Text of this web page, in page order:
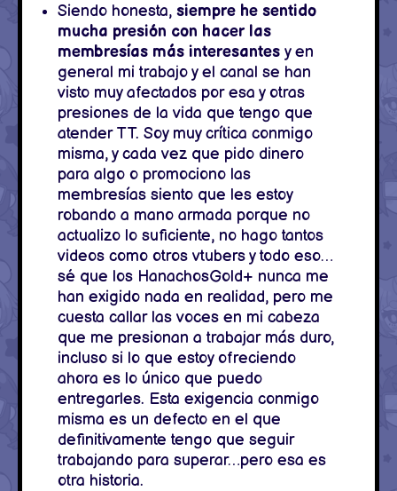
Siendo honesta, siempre he sentido
mucha presión con hacer las
membresías más interesantes y en
general mi trabajo y el canal se han
visto muy afectados por esa y otras
presiones de la vida que tengo que
atender TT. Soy muy crítica conmigo
misma, y cada vez que pido dinero
para algo o promociono las
membresías siento que les estoy
robando a mano armada porque no
actualizo lo suficiente, no hago tantos
videos como otros vtubers y todo eso…
sé que los HanachosGold+ nunca me
han exigido nada en realidad, pero me
cuesta callar las voces en mi cabeza
que me presionan a trabajar más duro,
incluso si lo que estoy ofreciendo
ahora es lo único que puedo
entregarles. Esta exigencia conmigo
misma es un defecto en el que
definitivamente tengo que seguir
trabajando para superar…pero esa es
otra historia.